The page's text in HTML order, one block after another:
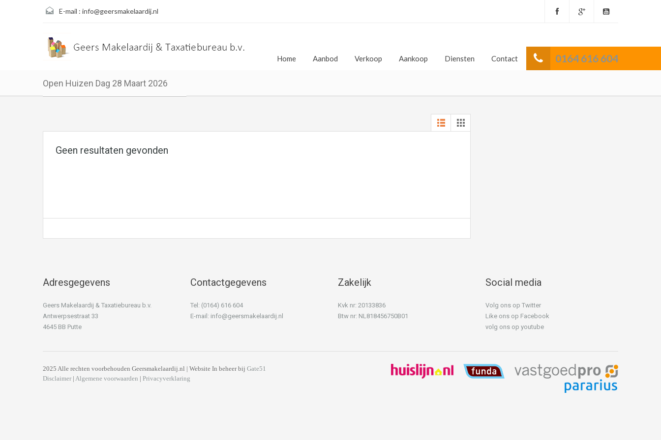
E-mail : info@geersmakelaardij.nl
0164 616 604
Home Aanbod Verkoop Aankoop Diensten Contact
Open Huizen Dag 28 Maart 2026
Geen resultaten gevonden
Adresgegevens
Geers Makelaardij & Taxatiebureau b.v.
Antwerpsestraat 33
4645 BB Putte
Contactgegevens
Tel: (0164) 616 604
E-mail: info@geersmakelaardij.nl
Zakelijk
Kvk nr: 20133836
Btw nr: NL818456750B01
Social media
Volg ons op Twitter
Like ons op Facebook
volg ons op youtube
2025 Alle rechten voorbehouden Geersmakelaardij.nl | Website In beheer bij Gate51
Disclaimer | Algemene voorwaarden | Privacyverklaring